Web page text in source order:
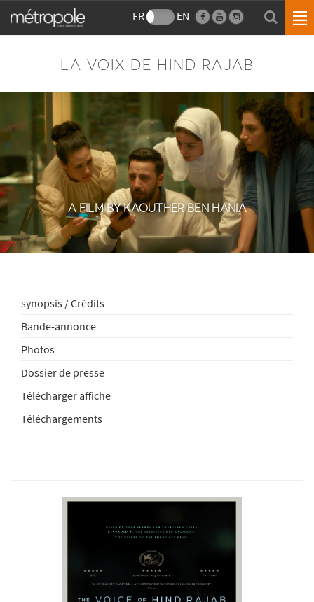
FR EN
LA VOIX DE HIND RAJAB
A FILM BY KAOUTHER BEN HANIA
synopsis / Crédits
Bande-annonce
Photos
Dossier de presse
Télécharger affiche
Téléchargements